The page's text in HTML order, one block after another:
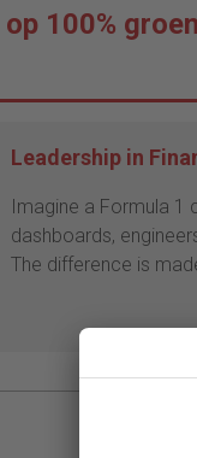
100%
Leadership in
Imagine a Formula 1
dashboards,
The difference is